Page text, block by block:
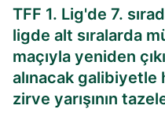
TFF 1. Lig'de 7.
ligde alt sıralarda
maçıyla yeniden
alınacak galibiyetle
zirve yarışının